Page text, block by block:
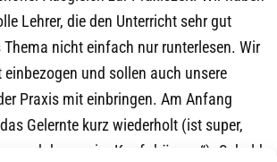
Lehrer, die den Unterricht sehr gut
nicht einfach nur runterlesen. Wir
und sollen auch unsere
Praxis mit einbringen. Am Anfang
Gelernte kurz wiederholt (ist super,
noch besser im Kopf „hängen“). Sobald